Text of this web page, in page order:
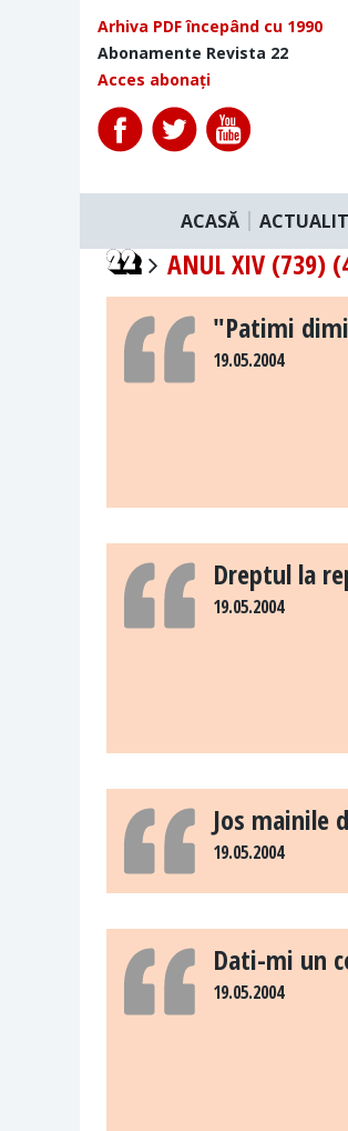
Arhiva PDF începând cu 1990
Abonamente Revista 22
Acces abonați
ACASĂ
ANUL XIV (739)
"Patimi
19.05.2004
Dreptul la
19.05.2004
Jos mainile
19.05.2004
Dati-mi un
19.05.2004